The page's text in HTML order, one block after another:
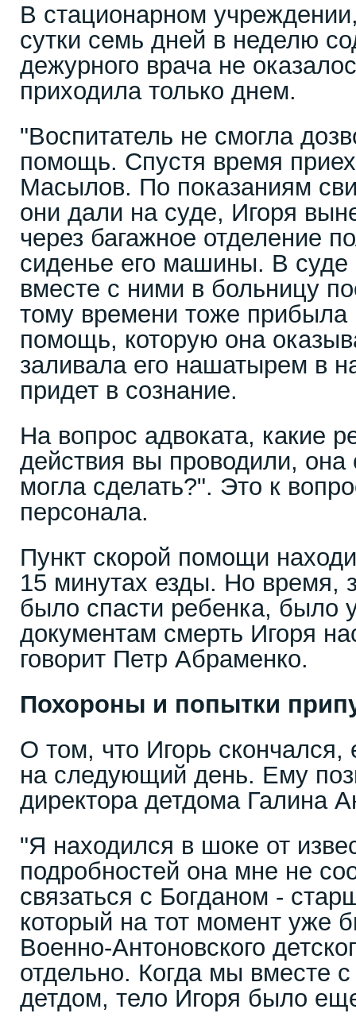
В стационарном
сутки семь дней в неделю
дежурного врача не
приходила только днем.
"Воспитатель не смогла
помощь. Спустя время
Масылов. По показаниям
они дали на суде, Игоря
через багажное отделение
сиденье его машины. В суде
вместе с ними в больницу
тому времени тоже прибыла
помощь, которую она
заливала его нашатырем в
придет в сознание.
На вопрос адвоката, какие
действия вы проводили, она
могла сделать?". Это к
персонала.
Пункт скорой помощи
15 минутах езды. Но время,
было спасти ребенка, было
документам смерть Игоря
говорит Петр Абраменко.
Похороны и попытки
О том, что Игорь скончался,
на следующий день. Ему
директора детдома Галина
"Я находился в шоке от
подробностей она мне не
связаться с Богданом -
который на тот момент уже
Военно-Антоновского
отдельно. Когда мы вместе
детдом, тело Игоря было